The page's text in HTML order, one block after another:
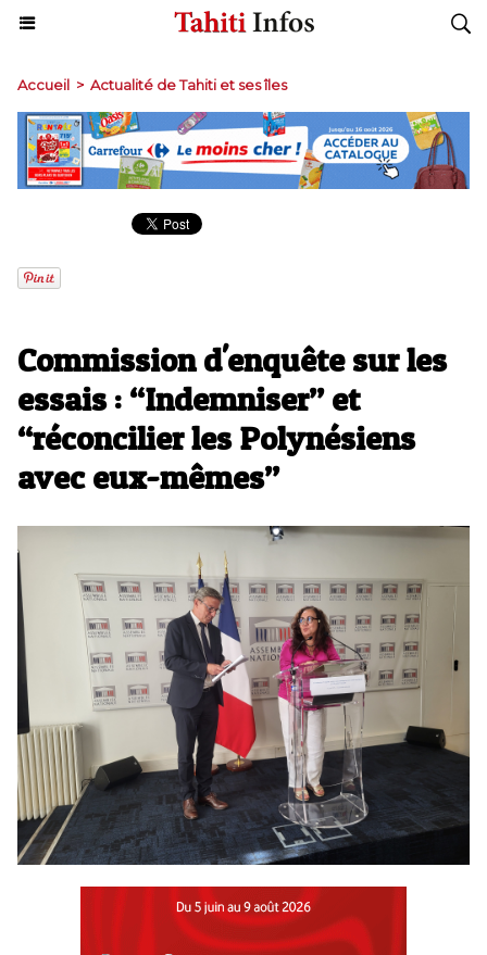
Accueil > Actualité de Tahiti et ses îles
​Commission d'enquête sur les
essais : “Indemniser” et
“réconcilier les Polynésiens
avec eux-mêmes”